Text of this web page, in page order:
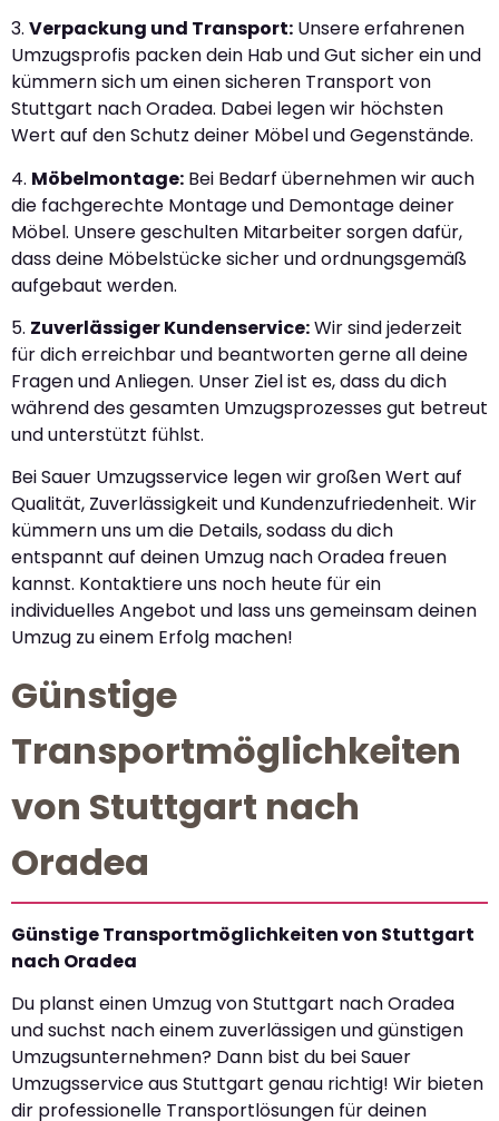
3. Verpackung und Transport: Unsere erfahrenen
Umzugsprofis packen dein Hab und Gut sicher ein und
kümmern sich um einen sicheren Transport von
Stuttgart nach Oradea. Dabei legen wir höchsten
Wert auf den Schutz deiner Möbel und Gegenstände.
4. Möbelmontage: Bei Bedarf übernehmen wir auch
die fachgerechte Montage und Demontage deiner
Möbel. Unsere geschulten Mitarbeiter sorgen dafür,
dass deine Möbelstücke sicher und ordnungsgemäß
aufgebaut werden.
5. Zuverlässiger Kundenservice:Wir sind jederzeit
für dich erreichbar und beantworten gerne all deine
Fragen und Anliegen. Unser Ziel ist es, dass du dich
während des gesamten Umzugsprozesses gut betreut
und unterstützt fühlst.
Bei Sauer Umzugsservice legen wir großen Wert auf
Qualität, Zuverlässigkeit und Kundenzufriedenheit. Wir
kümmern uns um die Details, sodass du dich
entspannt auf deinen Umzug nach Oradea freuen
kannst. Kontaktiere uns noch heute für ein
individuelles Angebot und lass uns gemeinsam deinen
Umzug zu einem Erfolg machen!
Günstige
Transportmöglichkeiten
von Stuttgart nach
Oradea
Günstige Transportmöglichkeiten von Stuttgart
nach Oradea
Du planst einen Umzug von Stuttgart nach Oradea
und suchst nach einem zuverlässigen und günstigen
Umzugsunternehmen? Dann bist du bei Sauer
Umzugsservice aus Stuttgart genau richtig! Wir bieten
dir professionelle Transportlösungen für deinen